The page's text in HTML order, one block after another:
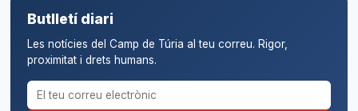
Butlletí diari
Les notícies del Camp de Túria al teu correu. Rigor,
proximitat i drets humans.
Correu electrònic per al butlletí